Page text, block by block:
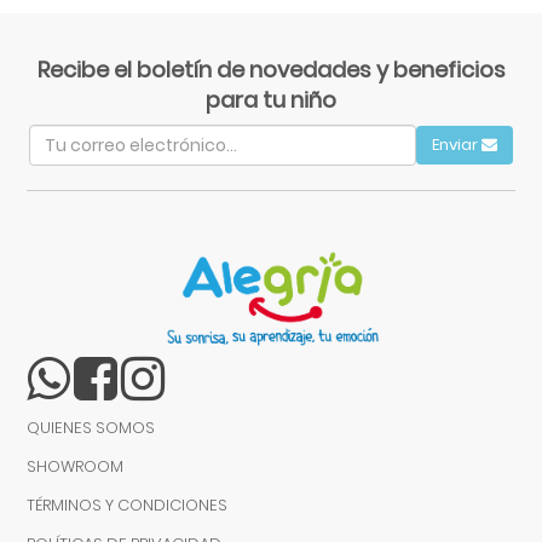
Recibe el boletín de novedades y beneficios
para tu niño
Enviar
QUIENES SOMOS
SHOWROOM
TÉRMINOS Y CONDICIONES